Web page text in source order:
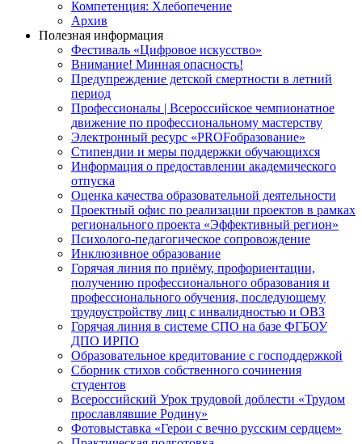
Компетенция: Хлебопечение
Архив
Полезная информация
Фестиваль «Цифровое искусство»
Внимание! Минная опасность!
Предупреждение детской смертности в летний
период
Профессионалы | Всероссийское чемпионатное
движение по профессиональному мастерству
Электронный ресурс «PROFобразование»
Стипендии и меры поддержки обучающихся
Информация о предоставлении академического
отпуска
Оценка качества образовательной деятельности
Проектный офис по реализации проектов в рамках
регионального проекта «Эффективный регион»
Психолого-педагогическое сопровождение
Инклюзивное образование
Горячая линия по приёму, профориентации,
получению профессионального образования и
профессионального обучения, последующему
трудоустройству лиц с инвалидностью и ОВЗ
Горячая линия в системе СПО на базе ФГБОУ
ДПО ИРПО
Образовательное кредитование с господдержкой
Сборник стихов собственного сочинения
студентов
Всероссийский Урок трудовой доблести «Трудом
прославлявшие Родину»
Фотовыставка «Герои с вечно русским сердцем»